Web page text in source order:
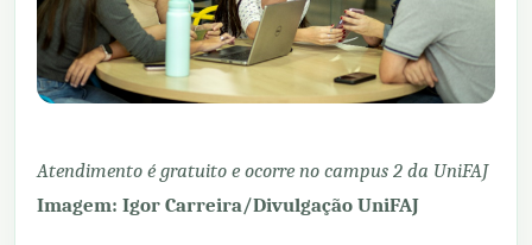
Atendimento é gratuito e ocorre no campus 2 da UniFAJ
Imagem: Igor Carreira/Divulgação UniFAJ